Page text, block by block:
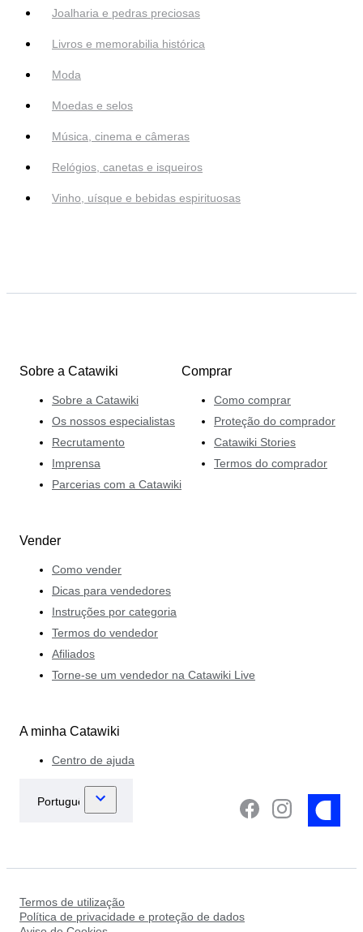
Joalharia e pedras preciosas
Livros e memorabilia histórica
Moda
Moedas e selos
Música, cinema e câmeras
Relógios, canetas e isqueiros
Vinho, uísque e bebidas espirituosas
Sobre a Catawiki
Sobre a Catawiki
Os nossos especialistas
Recrutamento
Imprensa
Parcerias com a Catawiki
Comprar
Como comprar
Proteção do comprador
Catawiki Stories
Termos do comprador
Vender
Como vender
Dicas para vendedores
Instruções por categoria
Termos do vendedor
Afiliados
Torne-se um vendedor na Catawiki Live
A minha Catawiki
Centro de ajuda
Termos de utilização
Política de privacidade e proteção de dados